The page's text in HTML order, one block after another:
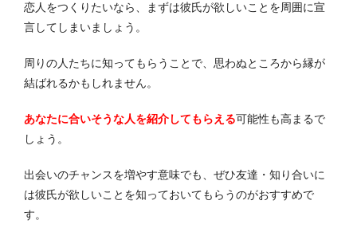
恋人をつくりたいなら、まずは彼氏が欲しいことを周囲に宣
言してしまいましょう。
周りの人たちに知ってもらうことで、思わぬところから縁が
結ばれるかもしれません。
あなたに合いそうな人を紹介してもらえる可能性も高まるで
しょう。
出会いのチャンスを増やす意味でも、ぜひ友達・知り合いに
は彼氏が欲しいことを知っておいてもらうのがおすすめで
す。